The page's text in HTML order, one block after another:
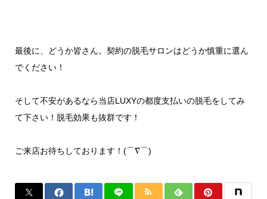
最後に、どうか皆さん。契約の脱毛サロンはどうか慎重に選ん
でください！
そして不安があるなら当店LUXYの都度支払いの脱毛をしてみ
て下さい！脱毛効果も抜群です！
ご来店お待ちしております！(⌒∇⌒)